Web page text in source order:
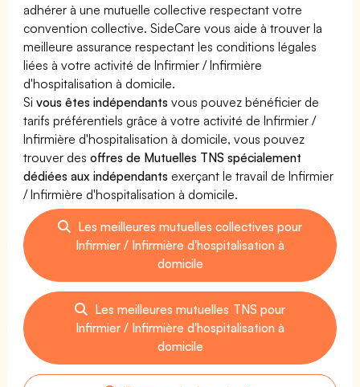
adhérer à une mutuelle collective respectant votre
convention collective. SideCare vous aide à trouver la
meilleure assurance respectant les conditions légales
liées à votre activité de Infirmier / Infirmière
d'hospitalisation à domicile.
Sivous êtes indépendants vous pouvez bénéficier de
tarifs préférentiels grâce à votre activité de Infirmier /
Infirmière d'hospitalisation à domicile, vous pouvez
trouver desoffres de Mutuelles TNS spécialement
dédiées aux indépendants exerçant le travail de Infirmier
/ Infirmière d'hospitalisation à domicile.
Les meilleures mutuelles collectives pour
Infirmier / Infirmière d'hospitalisation à
domicile
Les meilleures mutuelles TNS pour
Infirmier / Infirmière d'hospitalisation à
domicile